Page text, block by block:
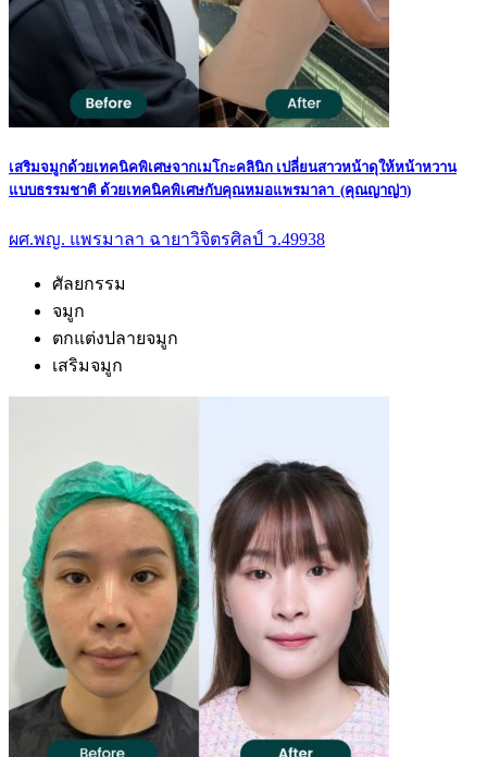
เสริมจมูกด้วยเทคนิคพิเศษจากเมโกะคลินิก เปลี่ยนสาวหน้าดุให้หน้าหวาน
แบบธรรมชาติ ด้วยเทคนิคพิเศษกับคุณหมอแพรมาลา (คุณญาญ่า)
ผศ.พญ. แพรมาลา ฉายาวิจิตรศิลป์ ว.49938
ศัลยกรรม
จมูก
ตกแต่งปลายจมูก
เสริมจมูก